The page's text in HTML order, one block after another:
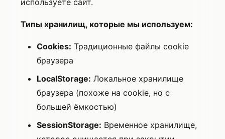
используете сайт.
Типы хранилищ, которые мы используем:
Cookies: Традиционные файлы cookie
браузера
LocalStorage: Локальное хранилище
браузера (похоже на cookie, но с
большей ёмкостью)
SessionStorage: Временное хранилище,